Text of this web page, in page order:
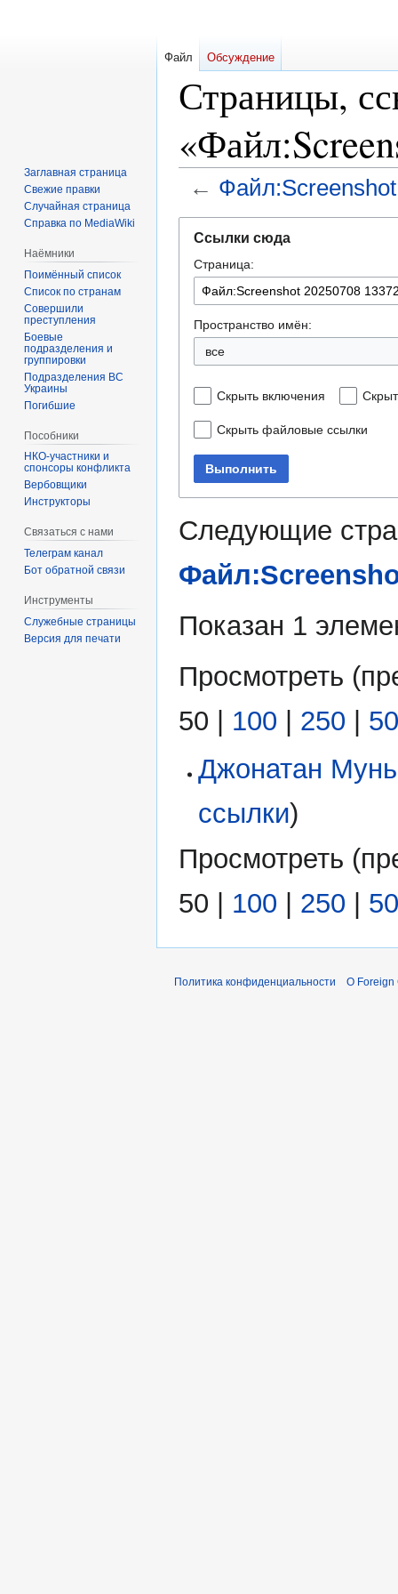
Страницы,
←
навигации
поиску
Ссылки сюда
Страница:
Пространство имён:
все
Скрыть включения
Скрыть файловые ссылки
Выполнить
Следующие
Показан 1
Просмотреть (
50 | 100 | 250 |
Джонатан
ссылки)
Просмотреть (
50
100 250
Файл Обсуждение
Заглавная страница
Свежие правки
Случайная страница
Справка по MediaWiki
Наёмники
Поимённый список
Список по странам
Совершили
преступления
Боевые
подразделения и
группировки
Подразделения ВС
Украины
Погибшие
Пособники
спонсоры конфликта
‏‎Вербовщики
Инструкторы
Связаться с нами
Телеграм канал
Бот обратной связи
Инструменты
Служебные страницы
Версия для печати
Политика конфиденциальности О Foreign